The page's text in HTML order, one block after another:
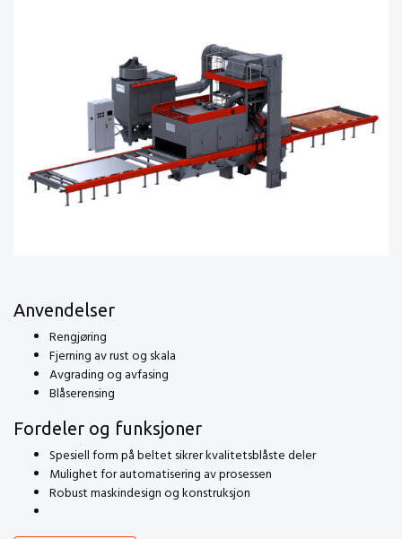
Anvendelser
Rengjøring
Fjerning av rust og skala
Avgrading og avfasing
Blåserensing
Fordeler og funksjoner
Spesiell form på beltet sikrer kvalitetsblåste deler
Mulighet for automatisering av prosessen
Robust maskindesign og konstruksjon